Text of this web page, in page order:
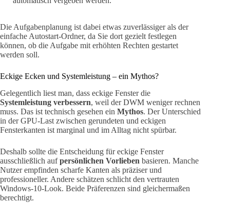
Die Aufgabenplanung ist dabei etwas zuverlässiger als der
einfache Autostart-Ordner, da Sie dort gezielt festlegen
können, ob die Aufgabe mit erhöhten Rechten gestartet
werden soll.
Eckige Ecken und Systemleistung – ein Mythos?
Gelegentlich liest man, dass eckige Fenster die
Systemleistung verbessern, weil der DWM weniger rechnen
muss. Das ist technisch gesehen ein Mythos. Der Unterschied
in der GPU-Last zwischen gerundeten und eckigen
Fensterkanten ist marginal und im Alltag nicht spürbar.
Deshalb sollte die Entscheidung für eckige Fenster
ausschließlich aufpersönlichen Vorlieben basieren. Manche
Nutzer empfinden scharfe Kanten als präziser und
professioneller. Andere schätzen schlicht den vertrauten
Windows-10-Look. Beide Präferenzen sind gleichermaßen
berechtigt.